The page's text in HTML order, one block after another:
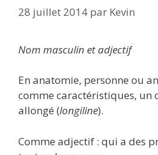
28 juillet 2014 par Kevin
Nom masculin et adjectif
En anatomie, personne ou
comme caractéristiques, un
allongé (longiline).
Comme adjectif : qui a des